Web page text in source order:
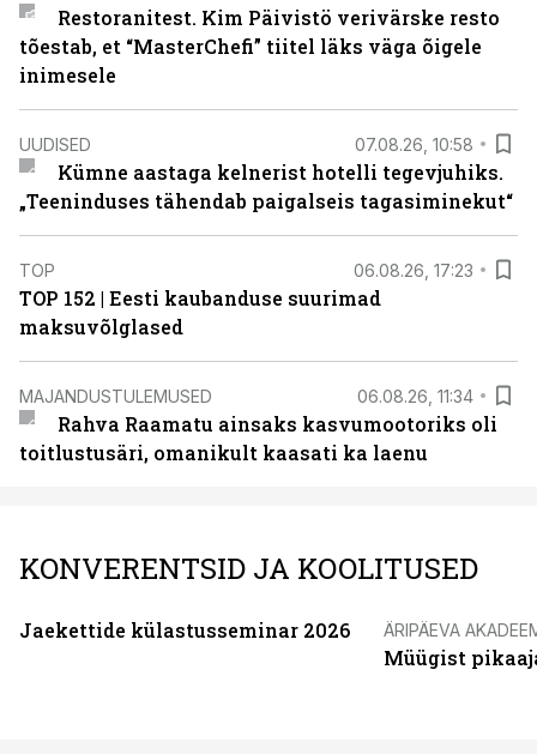
Restoranitest. Kim Päivistö verivärske resto
tõestab, et “MasterChefi” tiitel läks väga õigele
inimesele
UUDISED 07.08.26, 10:58
Kümne aastaga kelnerist hotelli tegevjuhiks.
„Teeninduses tähendab paigalseis tagasiminekut“
TOP 06.08.26, 17:23
TOP 152 | Eesti kaubanduse suurimad
maksuvõlglased
MAJANDUSTULEMUSED 06.08.26, 11:34
Rahva Raamatu ainsaks kasvumootoriks oli
toitlustusäri, omanikult kaasati ka laenu
KONVERENTSID JA KOOLITUSED
Jaekettide külastusseminar 2026 ÄRIPÄEVA
Müügist